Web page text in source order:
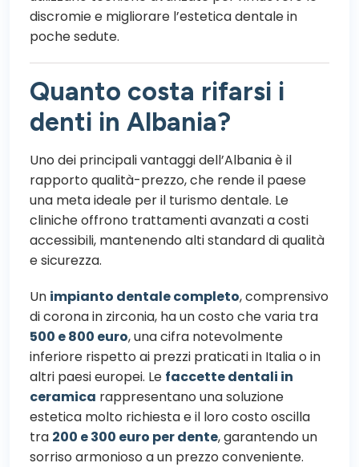
discromie e migliorare l’estetica dentale in
poche sedute.
Quanto costa rifarsi i
denti in Albania?
Uno dei principali vantaggi dell’Albania è il
rapporto qualità-prezzo, che rende il paese
una meta ideale per il turismo dentale. Le
cliniche offrono trattamenti avanzati a costi
accessibili, mantenendo alti standard di qualità
e sicurezza.
Un impianto dentale completo, comprensivo
di corona in zirconia, ha un costo che varia tra
500 e 800 euro, una cifra notevolmente
inferiore rispetto ai prezzi praticati in Italia o in
altri paesi europei. Le faccette dentali in
ceramica rappresentano una soluzione
estetica molto richiesta e il loro costo oscilla
tra 200 e 300 euro per dente, garantendo un
sorriso armonioso a un prezzo conveniente.